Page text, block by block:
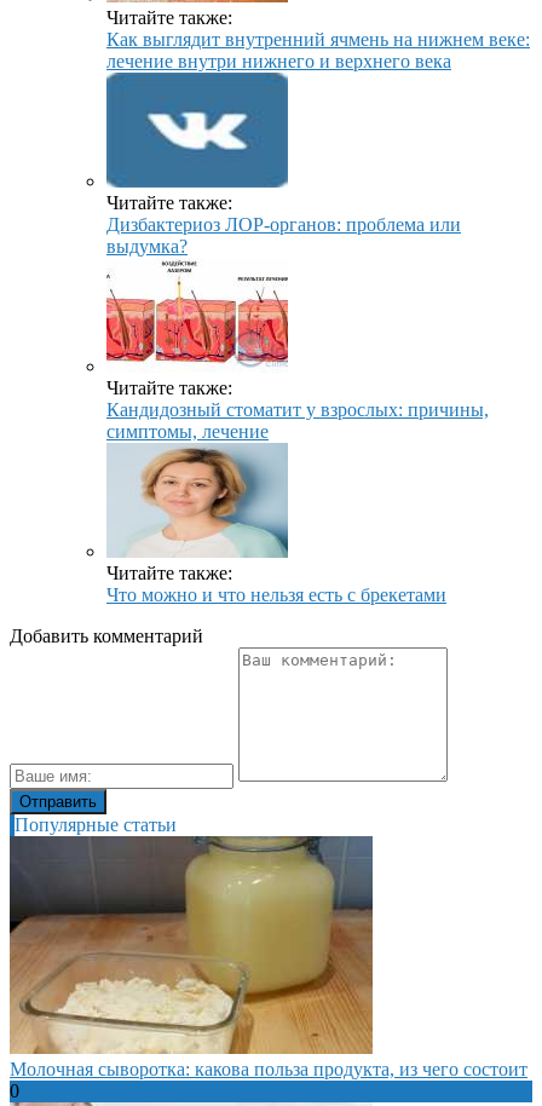
Читайте также:
Как выглядит внутренний ячмень на нижнем веке:
лечение внутри нижнего и верхнего века
Читайте также:
Дизбактериоз ЛОР-органов: проблема или
выдумка?
Читайте также:
Кандидозный стоматит у взрослых: причины,
симптомы, лечение
Читайте также:
Что можно и что нельзя есть с брекетами
Добавить комментарий
Популярные статьи
Молочная сыворотка: какова польза продукта, из чего состоит
0